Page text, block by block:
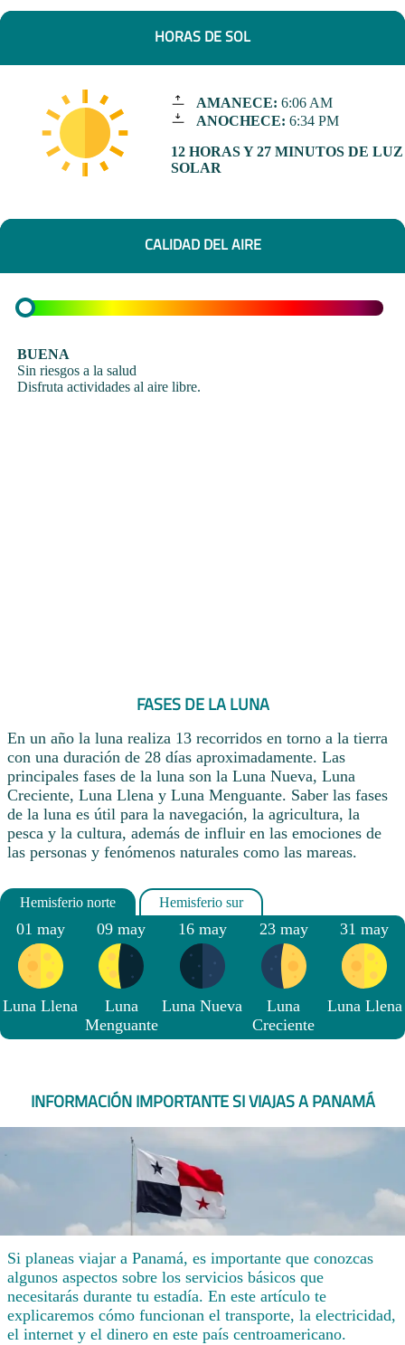
HORAS DE SOL
AMANECE: 6:06 AM
ANOCHECE: 6:34 PM
12 HORAS Y 27 MINUTOS DE LUZ
SOLAR
CALIDAD DEL AIRE
BUENA
Sin riesgos a la salud
Disfruta actividades al aire libre.
FASES DE LA LUNA
En un año la luna realiza 13 recorridos en torno a la tierra
con una duración de 28 días aproximadamente. Las
principales fases de la luna son la Luna Nueva, Luna
Creciente, Luna Llena y Luna Menguante. Saber las fases
de la luna es útil para la navegación, la agricultura, la
pesca y la cultura, además de influir en las emociones de
las personas y fenómenos naturales como las mareas.
01 may
Luna Llena
09 may
Luna
Menguante
16 may
Luna Nueva
23 may
Luna
Creciente
31 may
Luna Llena
INFORMACIÓN IMPORTANTE SI VIAJAS A PANAMÁ
Si planeas viajar a Panamá, es importante que conozcas
algunos aspectos sobre los servicios básicos que
necesitarás durante tu estadía. En este artículo te
explicaremos cómo funcionan el transporte, la electricidad,
el internet y el dinero en este país centroamericano.